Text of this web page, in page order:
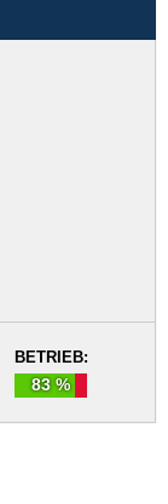
BETRIEB:
83 %